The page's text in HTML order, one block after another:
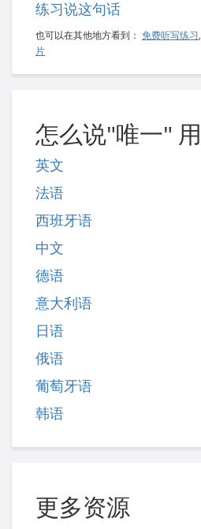
练习说这句话
也可以在其他地方看到： 免费听写练习 ,
片
怎么说"唯一"
英文
法语
西班牙语
中文
德语
意大利语
日语
俄语
葡萄牙语
韩语
更多资源